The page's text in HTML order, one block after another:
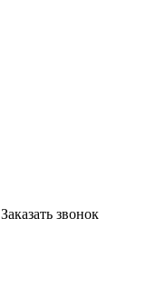
Заказать звонок